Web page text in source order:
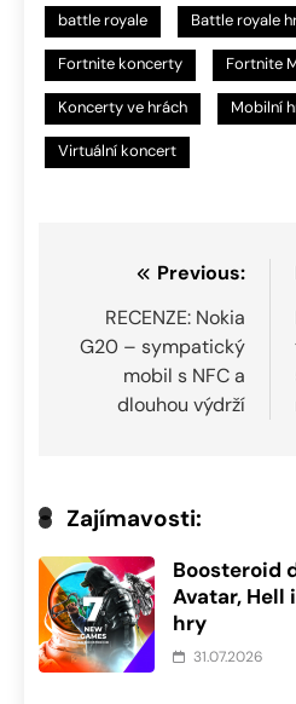
battle royale Battle royale
Fortnite koncerty Fortnite
Koncerty ve hrách Mobilní
Virtuální koncert
Navigace
pro
příspěvek
Previous:
RECENZE: Nokia
G20 – sympatický
mobil s NFC a
dlouhou výdrží
Zajímavosti:
Boosteroid
Avatar, Hell
hry
31.07.2026